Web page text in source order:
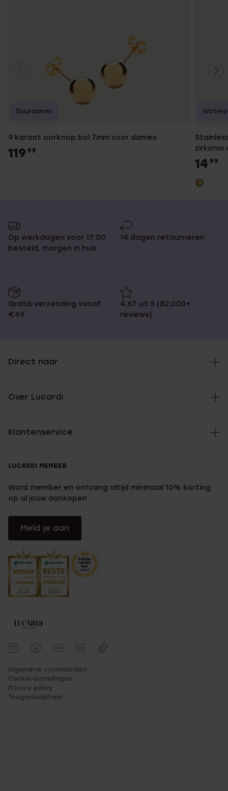
9 karaat oorknop bol 7mm voor dames
119 99
Duurzamer
zirkonia
14 99
Op werkdagen voor 17:00
besteld, morgen in huis
14 dagen retourneren
Gratis verzending vanaf
€49
4,67 uit 5 (82.000+
reviews)
Direct naar
Over Lucardi
Klantenservice
LUCARDI MEMBER
Word member en ontvang altijd minimaal 10% korting
op al jouw aankopen
Meld je aan
Algemene voorwaarden
Cookie-instellingen
Privacy policy
Toegankelijkheid